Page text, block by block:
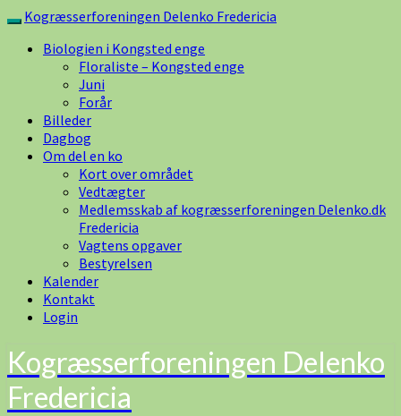
Skip
content
Toggle
navigation
Kogræsserforeningen Delenko Fredericia
Biologien i Kongsted enge
Floraliste – Kongsted enge
Juni
Forår
Billeder
Dagbog
Om del en ko
Kort over området
Vedtægter
Medlemsskab af kogræsserforeningen Delenko.dk
Fredericia
Vagtens opgaver
Bestyrelsen
Kalender
Kontakt
Login
Kogræsserforeningen Delenko
Fredericia